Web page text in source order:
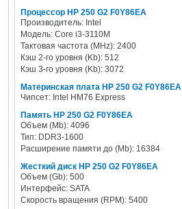
Процессор HP 250 G2 F0Y86EA
Производитель: Intel
Модель: Core i3-3110M
Тактовая частота (MHz): 2400
Кэш 2-го уровня (Kb): 512
Кэш 3-го уровня (Kb): 3072
Материнская плата HP 250 G2 F0Y86EA
Чипсет: Intel HM76 Express
Память HP 250 G2 F0Y86EA
Объем (Mb): 4096
Тип: DDR3-1600
Расширение памяти до (Mb): 16384
Жесткий диск HP 250 G2 F0Y86EA
Объем (Gb): 500
Интерфейс: SATA
Скорость вращения (RPM): 5400